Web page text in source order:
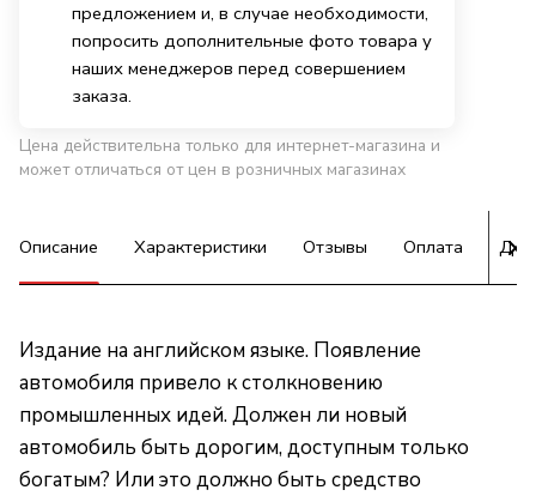
предложением и, в случае необходимости,
попросить дополнительные фото товара у
наших менеджеров перед совершением
заказа.
Цена действительна только для интернет-магазина и
может отличаться от цен в розничных магазинах
Описание Характеристики Отзывы Оплата
Издание на английском языке. Появление
автомобиля привело к столкновению
промышленных идей. Должен ли новый
автомобиль быть дорогим, доступным только
богатым? Или это должно быть средство